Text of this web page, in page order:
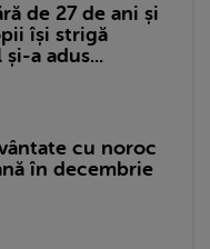
de 27 de ani și
își strigă
a adus...
cu noroc
în decembrie